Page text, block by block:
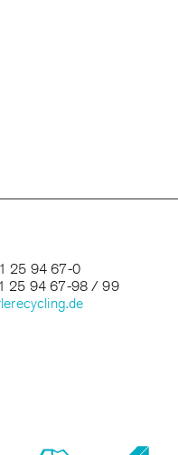
25 94 67-0
25 94 67-98 / 99